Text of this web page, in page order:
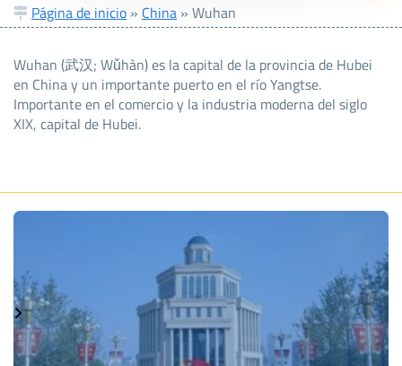
Página de inicio » China » Wuhan
Wuhan (武汉; Wǔhàn) es la capital de la provincia de Hubei
en China y un importante puerto en el río Yangtse.
Importante en el comercio y la industria moderna del siglo
XIX, capital de Hubei.